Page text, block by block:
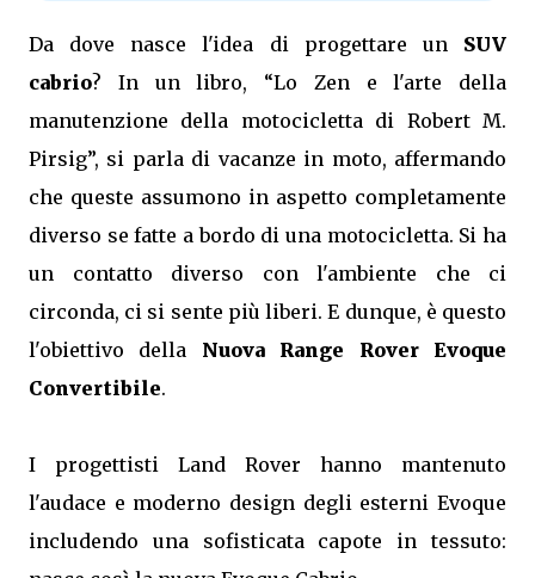
Da dove nasce l'idea di progettare un SUV
cabrio? In un libro, “Lo Zen e l'arte della
manutenzione della motocicletta di Robert M.
Pirsig”, si parla di vacanze in moto, affermando
che queste assumono in aspetto completamente
diverso se fatte a bordo di una motocicletta. Si ha
un contatto diverso con l'ambiente che ci
circonda, ci si sente più liberi. E dunque, è questo
l'obiettivo della Nuova Range Rover Evoque
Convertibile.
I progettisti Land Rover hanno mantenuto
l'audace e moderno design degli esterni Evoque
includendo una sofisticata capote in tessuto: